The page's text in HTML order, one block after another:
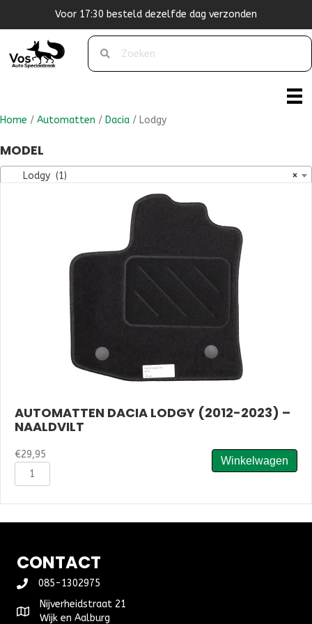
Voor 17:30 besteld dezelfde dag verzonden
Home / Automatten / Dacia / Lodgy
MODEL
×
Lodgy (1)
AUTOMATTEN DACIA LODGY (2012-2023) –
NAALDVILT
€29,95
Automatten
Dacia
2023)
aantal
Winkelwagen
CONTACT
085-1302975
Nijverheidstraat 21
Wijk en Aalburg